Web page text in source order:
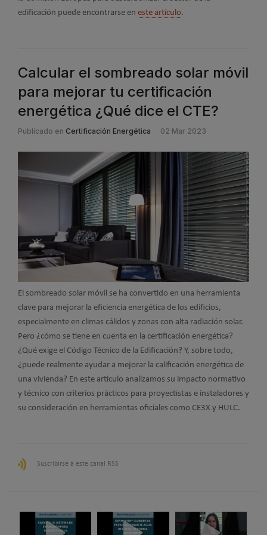
edificación puede encontrarse en este artículo.
Calcular el sombreado solar móvil
para mejorar tu certificación
energética ¿Qué dice el CTE?
Publicado en Certificación Energética 02 Mar 2023
El sombreado solar móvil se ha convertido en una herramienta
clave para mejorar la eficiencia energética de los edificios,
especialmente en climas cálidos y zonas con alta radiación solar.
Pero ¿cómo se tiene en cuenta en la certificación energética?
¿Qué exige el Código Técnico de la Edificación? Y, sobre todo,
¿puede realmente ayudar a mejorar la calificación energética de
una vivienda? En este artículo analizamos su impacto normativo
y técnico con criterios prácticos para proyectistas e instaladores y
su consideración en herramientas oficiales como CE3X y HULC.
Suscribirse a este canal RSS